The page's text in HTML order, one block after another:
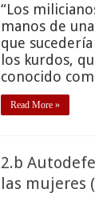
“Los
manos de
que
los kurdos,
conocido
Read More »
2.b
las mujeres